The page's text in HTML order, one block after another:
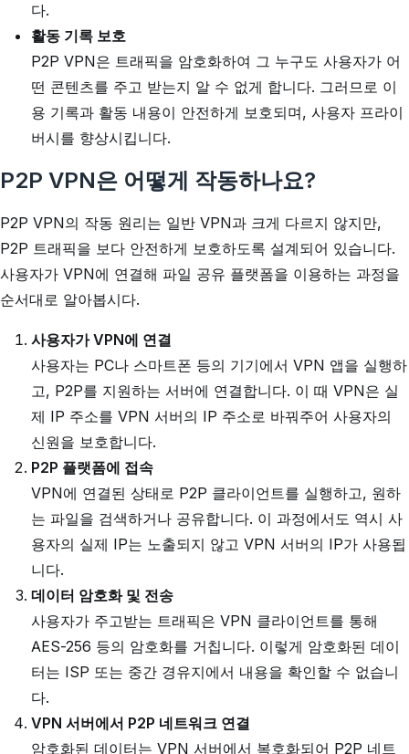
다.
활동 기록 보호
P2P VPN은 트래픽을 암호화하여 그 누구도 사용자가 어
떤 콘텐츠를 주고 받는지 알 수 없게 합니다. 그러므로 이
용 기록과 활동 내용이 안전하게 보호되며, 사용자 프라이
버시를 향상시킵니다.
P2P VPN은 어떻게 작동하나요?
P2P VPN의 작동 원리는 일반 VPN과 크게 다르지 않지만,
P2P 트래픽을 보다 안전하게 보호하도록 설계되어 있습니다.
사용자가 VPN에 연결해 파일 공유 플랫폼을 이용하는 과정을
순서대로 알아봅시다.
사용자가 VPN에 연결
사용자는 PC나 스마트폰 등의 기기에서 VPN 앱을 실행하
고, P2P를 지원하는 서버에 연결합니다. 이 때 VPN은 실
제 IP 주소를 VPN 서버의 IP 주소로 바꿔주어 사용자의
신원을 보호합니다.
P2P 플랫폼에 접속
VPN에 연결된 상태로 P2P 클라이언트를 실행하고, 원하
는 파일을 검색하거나 공유합니다. 이 과정에서도 역시 사
용자의 실제 IP는 노출되지 않고 VPN 서버의 IP가 사용됩
니다.
데이터 암호화 및 전송
사용자가 주고받는 트래픽은 VPN 클라이언트를 통해
AES-256 등의 암호화를 거칩니다. 이렇게 암호화된 데이
터는 ISP 또는 중간 경유지에서 내용을 확인할 수 없습니
다.
VPN 서버에서 P2P 네트워크 연결
암호화된 데이터는 VPN 서버에서 복호화되어 P2P 네트